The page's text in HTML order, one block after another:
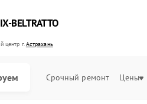
BELTRATTO
центр г.Астрахань
Срочный ремонт Цены